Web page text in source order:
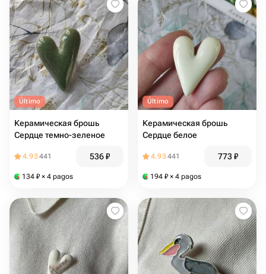
Último
Керамическая брошь
Сердце темно-зеленое
4.93441 536₽
134 ₽ × 4 pagos
Último
Керамическая брошь
Сердце белое
4.93441 773₽
194 ₽ × 4 pagos